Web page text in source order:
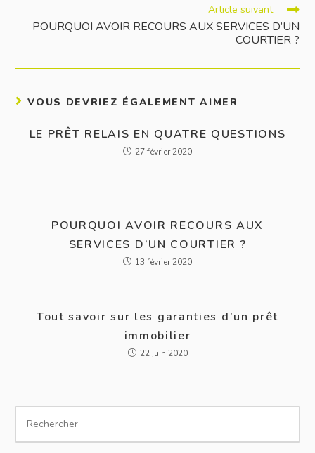
Article suivant
POURQUOI AVOIR RECOURS AUX SERVICES D’UN
COURTIER ?
VOUS DEVRIEZ ÉGALEMENT AIMER
LE PRÊT RELAIS EN QUATRE QUESTIONS
27 février 2020
POURQUOI AVOIR RECOURS AUX
SERVICES D’UN COURTIER ?
13 février 2020
Tout savoir sur les garanties d’un prêt
immobilier
22 juin 2020